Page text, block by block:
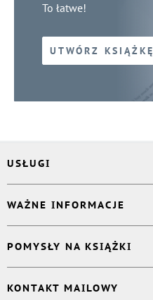
To łatwe!
UTWÓRZ KSIĄŻKĘ
USŁUGI
Korektor
Projektant okładki
Druk Twojej książki
Publikacja
WAŻNE INFORMACJE
Książki Ridero
Pomoc
Polityka prywatności
POMYSŁY NA KSIĄŻKI
Dzienniczek malucha
KONTAKT MAILOWY